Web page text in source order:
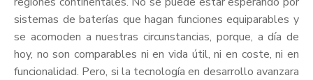
sistemas de baterías que hagan funciones equiparables y
se acomoden a nuestras circunstancias, porque, a día de
hoy, no son comparables ni en vida útil, ni en coste, ni en
funcionalidad. Pero, si la tecnología en desarrollo avanzara